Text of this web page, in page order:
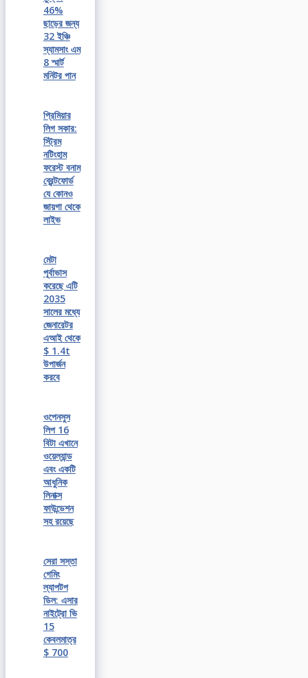
46%
ছাড়ের জন্য
32 ইঞ্চি
স্যামসাং এম
8 স্মার্ট
মনিটর পান
প্রিমিয়ার
লিগ সকার:
স্ট্রিম
নটিংহাম
ফরেস্ট বনাম
ব্রেন্টফোর্ড
যে কোনও
জায়গা থেকে
লাইভ
মেটা
পূর্বাভাস
করেছে এটি
2035
সালের মধ্যে
জেনারেটর
এআই থেকে
$ 1.4t
উপার্জন
করবে
ওপেনসুস
লিপ 16
বিটা এখানে
ওয়েল্যান্ড
এবং একটি
আধুনিক
লিনাক্স
ফাউন্ডেশন
সহ রয়েছে
সেরা সস্তা
গেমিং
ল্যাপটপ
ডিল: এসার
নাইট্রো ভি
15
কেবলমাত্র
$ 700